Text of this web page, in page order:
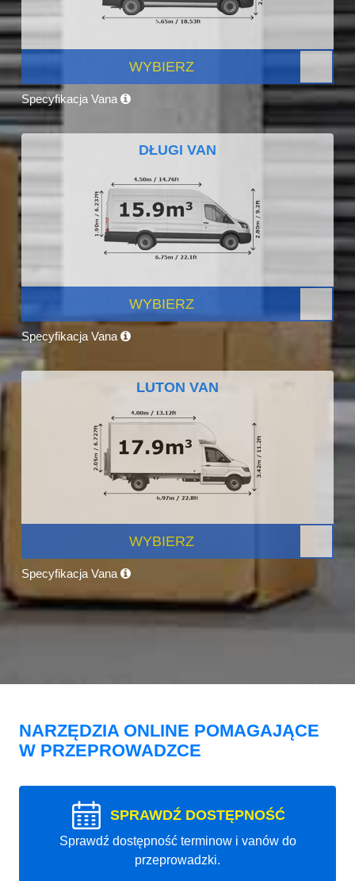
WYBIERZ
Specyfikacja Vana
DŁUGI VAN
WYBIERZ
Specyfikacja Vana
LUTON VAN
WYBIERZ
Specyfikacja Vana
NARZĘDZIA ONLINE POMAGAJĄCE
W PRZEPROWADZCE
SPRAWDŹ DOSTĘPNOŚĆ
Sprawdź dostępność terminow i vanów do
przeprowadzki.